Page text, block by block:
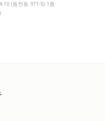
10 (동천동 971-5) 1층